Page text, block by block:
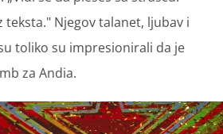
teksta." Njegov talanet, ljubav i
toliko su impresionirali da je
za Andia.